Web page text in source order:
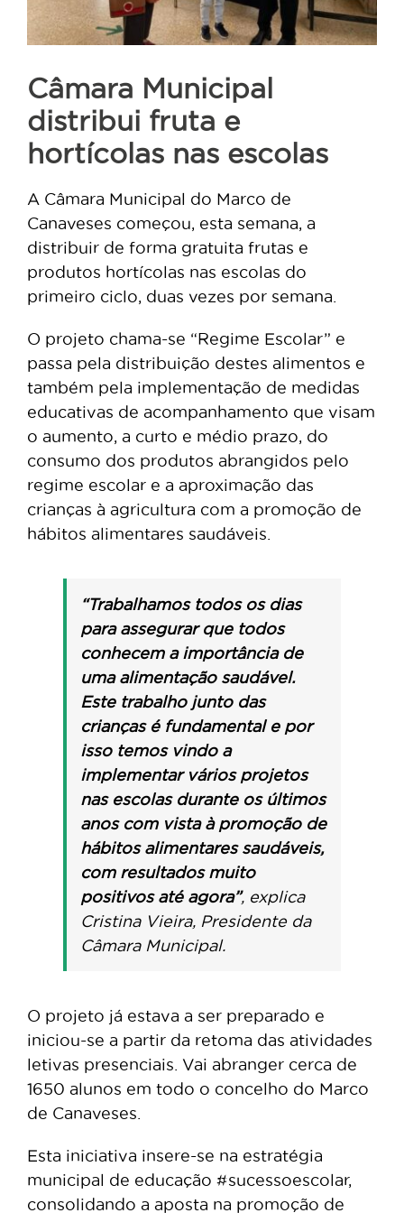
Câmara Municipal
distribui fruta e
hortícolas nas escolas
A Câmara Municipal do Marco de
Canaveses começou, esta semana, a
distribuir de forma gratuita frutas e
produtos hortícolas nas escolas do
primeiro ciclo, duas vezes por semana.
O projeto chama-se “Regime Escolar” e
passa pela distribuição destes alimentos e
também pela implementação de medidas
educativas de acompanhamento que visam
o aumento, a curto e médio prazo, do
consumo dos produtos abrangidos pelo
regime escolar e a aproximação das
crianças à agricultura com a promoção de
hábitos alimentares saudáveis.
“Trabalhamos todos os dias
para assegurar que todos
conhecem a importância de
uma alimentação saudável.
Este trabalho junto das
crianças é fundamental e por
isso temos vindo a
implementar vários projetos
nas escolas durante os últimos
anos com vista à promoção de
hábitos alimentares saudáveis,
com resultados muito
positivos até agora”, explica
Cristina Vieira, Presidente da
Câmara Municipal.
O projeto já estava a ser preparado e
iniciou-se a partir da retoma das atividades
letivas presenciais. Vai abranger cerca de
1650 alunos em todo o concelho do Marco
de Canaveses.
Esta iniciativa insere-se na estratégia
municipal de educação #sucessoescolar,
consolidando a aposta na promoção de